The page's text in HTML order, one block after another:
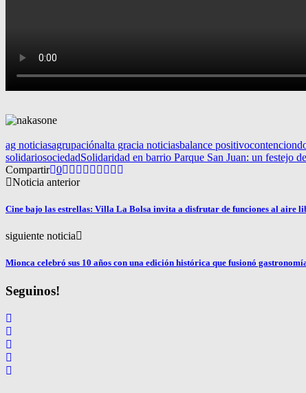
ag noticiasagrupaciónalta gracia noticiasbalance positivocontencion
solidariosociedadSolidaridad en barrio Parque San Juan: un festejo
Compartir 0
Noticia anterior
Cine bajo las estrellas: Villa La Bolsa invita a disfrutar de funciones al aire
siguiente noticia
Mionca celebró sus 10 años con una edición histórica que fusionó
Seguinos!